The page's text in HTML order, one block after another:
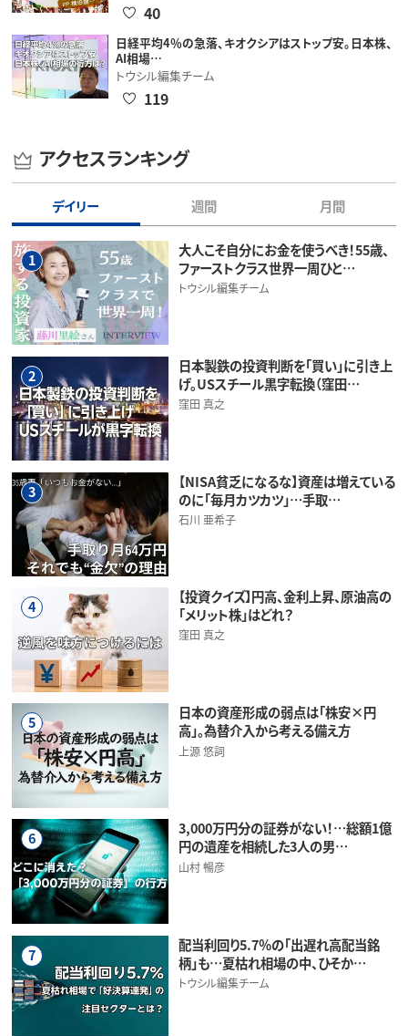
40
日経平均4％の急落、キオクシアはストップ安。日本株、
AI相場…
トウシル編集チーム
119
アクセスランキング
デイリー 週間 月間
1
大人こそ自分にお金を使うべき！55歳、
ファーストクラス世界一周ひと…
トウシル編集チーム
2
日本製鉄の投資判断を「買い」に引き上
げ。USスチール黒字転換（窪田…
窪田 真之
3
【NISA貧乏になるな】資産は増えている
のに「毎月カツカツ」…手取…
石川 亜希子
4
【投資クイズ】円高、金利上昇、原油高の
「メリット株」はどれ？
窪田 真之
5
日本の資産形成の弱点は「株安×円
高」。為替介入から考える備え方
上源 悠詞
6
3,000万円分の証券がない！…総額1億
円の遺産を相続した3人の男…
山村 暢彦
7
配当利回り5.7％の「出遅れ高配当銘
柄」も…夏枯れ相場の中、ひそか…
トウシル編集チーム